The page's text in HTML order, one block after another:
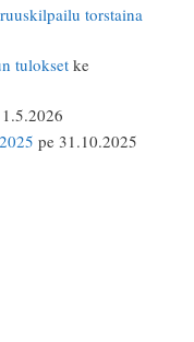
torstaina
tulokset ke
pe 31.10.2025